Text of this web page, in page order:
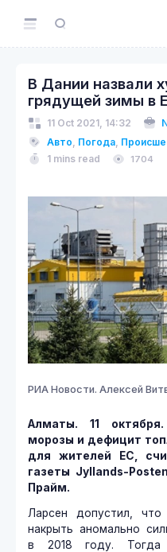
В Дании назвали
грядущей зимы в
11 Oct 2021, 14:32
Авто, Погода,
1 mins read
1704
РИА Новости. Алексей
Алматы. 11
морозы и дефицит
для жителей ЕС,
газеты Jyllands-
Прайм.
Ларсен допустил,
накрыть аномально
в 2018 году.